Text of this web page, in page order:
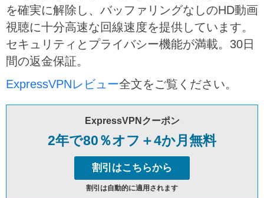
を確実に解除し、バッファリングなしのHD動画
視聴に十分高速な回線速度を提供しています。
セキュリティとプライバシー機能が満載。30日
間の返金保証。
ExpressVPNレビュー全文をご覧ください。
ExpressVPNクーポン
2年で80％オフ＋4か月無料
割引はこちらから
割引は自動的に適用されます